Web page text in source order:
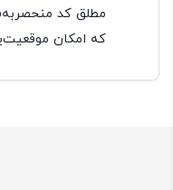
مطلق کد
که امکان